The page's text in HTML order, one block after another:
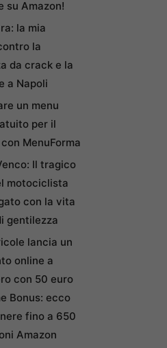
su Amazon!
la mia
la
da crack e la
a Napoli
un menu
per il
MenuForma
Il tragico
motociclista
con la vita
gentilezza
lancia un
online a
con 50 euro
Bonus: ecco
fino a 650
Amazon